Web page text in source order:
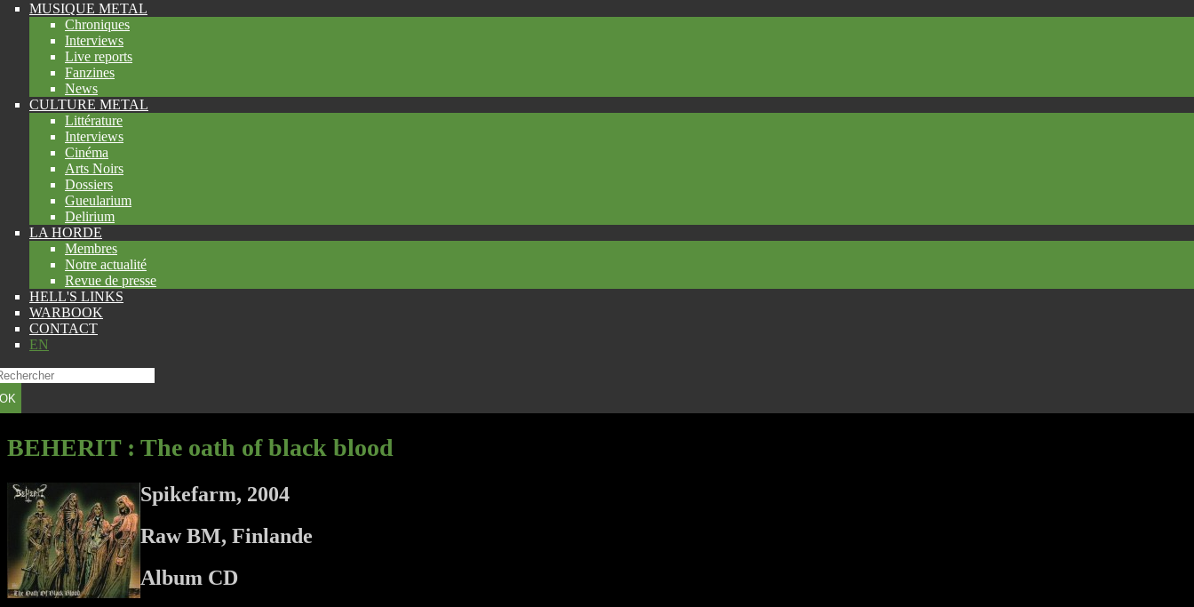
MUSIQUE METAL
Chroniques
Interviews
Live reports
Fanzines
News
CULTURE METAL
Littérature
Interviews
Cinéma
Arts Noirs
Dossiers
Gueularium
Delirium
LA HORDE
Membres
Notre actualité
Revue de presse
HELL'S LINKS
WARBOOK
CONTACT
EN
OK
BEHERIT: The oath of black blood
Spikefarm, 2004
Raw BM, Finlande
Album CD